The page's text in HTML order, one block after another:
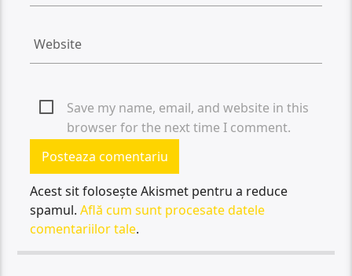
Save my name, email, and website in this
browser for the next time I comment.
Acest sit folosește Akismet pentru a reduce
spamul.Află cum sunt procesate datele
comentariilor tale.